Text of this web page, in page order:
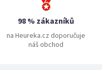
98 % zákazníků
na Heureka.cz doporučuje
náš obchod